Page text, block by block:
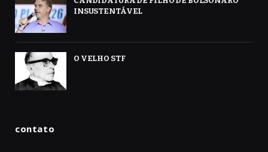
INSUSTENTÁVEL
O VELHO STF
contato